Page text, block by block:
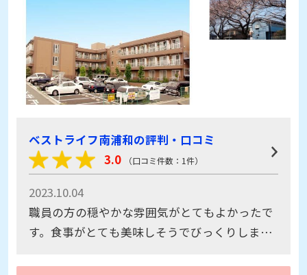
ベストライフ南浦和の評判・口コミ
3.0
（口コミ件数：1件）
2023.10.04
職員の方の穏やかな雰囲気がとてもよかったで
す。食事がとても美味しそうでびっくりしまし
近いので家族も助かります。